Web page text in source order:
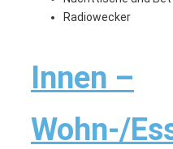
Radiowecker
Innen –
Wohn-/